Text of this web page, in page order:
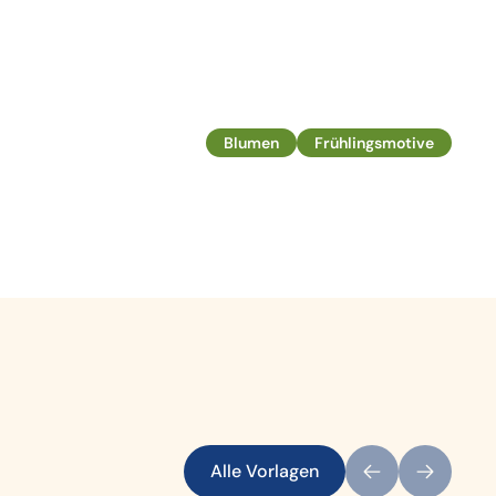
Blumen Frühlingsmotive
Alle Vorlagen